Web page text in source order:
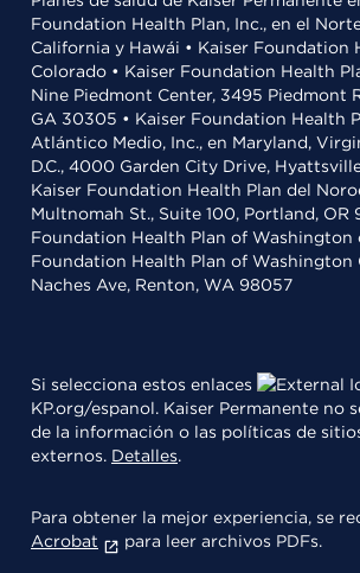
Foundation Health Plan, Inc., en el
California y Hawái • Kaiser Foundation
Colorado • Kaiser Foundation Health
Nine Piedmont Center, 3495 Piedmont
GA 30305 • Kaiser Foundation Health
Atlántico Medio, Inc., en Maryland,
D.C., 4000 Garden City Drive,
Kaiser Foundation Health Plan del
Multnomah St., Suite 100, Portland, OR
Foundation Health Plan of Washington
Foundation Health Plan of Washington
Naches Ave, Renton, WA 98057
Si selecciona estos enlaces
KP.org/espanol. Kaiser Permanente no
de la información o las políticas de
externos. Detalles.
Para obtener la mejor experiencia, se
Acrobat
para leer archivos PDFs.